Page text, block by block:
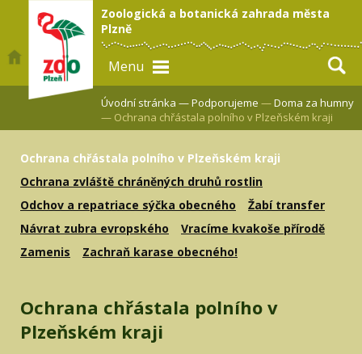
Zoologická a botanická zahrada města
Plzně
Menu
Úvodní stránka —Podporujeme —Doma za humny
— Ochrana chřástala polního v Plzeňském kraji
Ochrana chřástala polního v Plzeňském kraji
Ochrana zvláště chráněných druhů rostlin
Odchov a repatriace sýčka obecného
Žabí transfer
Návrat zubra evropského
Vracíme kvakoše přírodě
Zamenis
Zachraň karase obecného!
Ochrana chřástala polního v
Plzeňském kraji